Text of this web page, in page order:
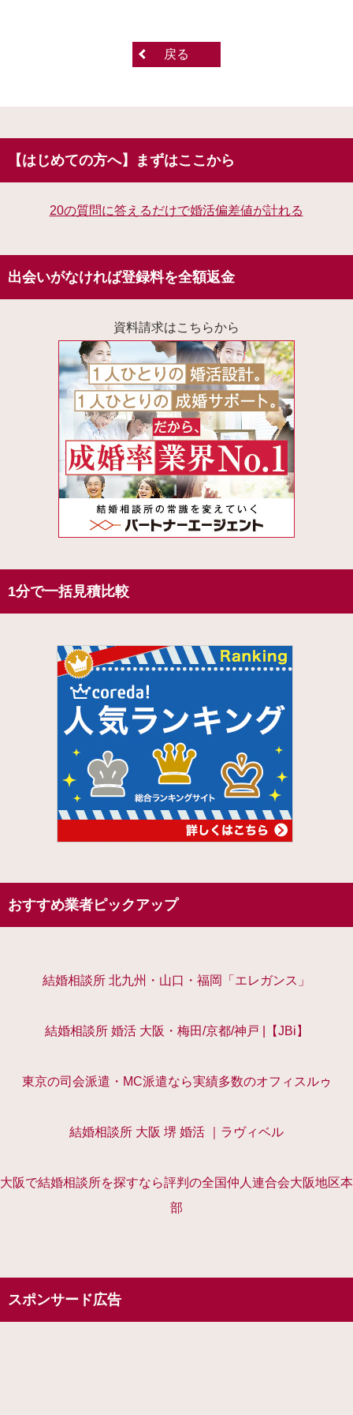
戻る
【はじめての方へ】まずはここから
20の質問に答えるだけで婚活偏差値が計れる
出会いがなければ登録料を全額返金
資料請求はこちらから
1分で一括見積比較
おすすめ業者ピックアップ
結婚相談所 北九州・山口・福岡「エレガンス」
結婚相談所 婚活 大阪・梅田/京都/神戸 |【JBi】
東京の司会派遣・MC派遣なら実績多数のオフィスルゥ
結婚相談所 大阪 堺 婚活 ｜ラヴィベル
大阪で結婚相談所を探すなら評判の全国仲人連合会大阪地区本
部
スポンサード広告